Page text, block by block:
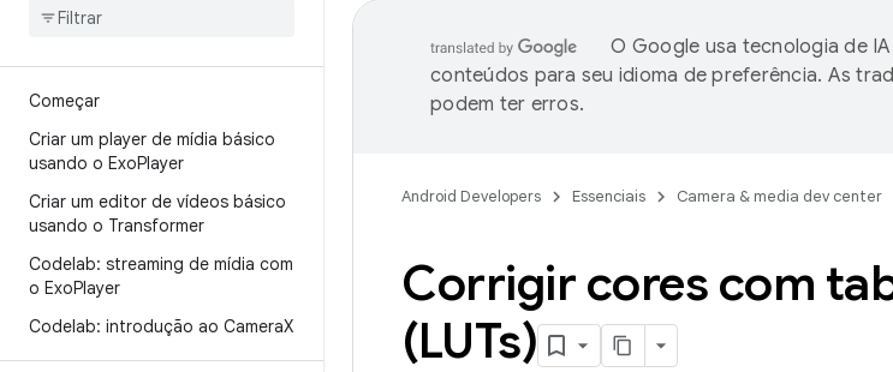
Começar
Criar um player de mídia básico
usando o ExoPlayer
Criar um editor de vídeos básico
usando o Transformer
Codelab: streaming de mídia com
o ExoPlayer
Codelab: introdução ao CameraX
O Google usa tecnologia de
conteúdos para seu idioma de preferência. As
podem ter erros.
Android Developers Essenciais Camera & media dev center
Corrigir cores com
(LUTs)